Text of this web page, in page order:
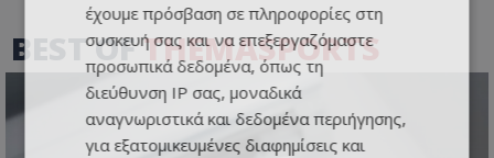
BEST OFTHEMASPORTS
έχουμε πρόσβαση σε πληροφορίες στη
συσκευή σας και να επεξεργαζόμαστε
προσωπικά δεδομένα, όπως τη
διεύθυνση IP σας, μοναδικά
αναγνωριστικά και δεδομένα περιήγησης,
για εξατομικευμένες διαφημίσεις και